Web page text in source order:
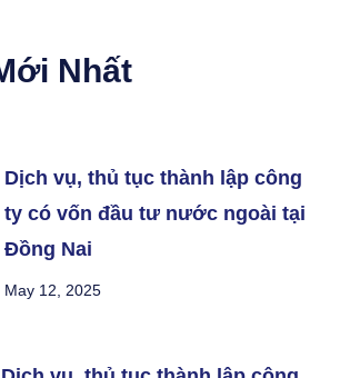
Nhất
Dịch vụ, thủ tục thành lập công
ty có vốn đầu tư nước ngoài tại
Đồng Nai
May 12, 2025